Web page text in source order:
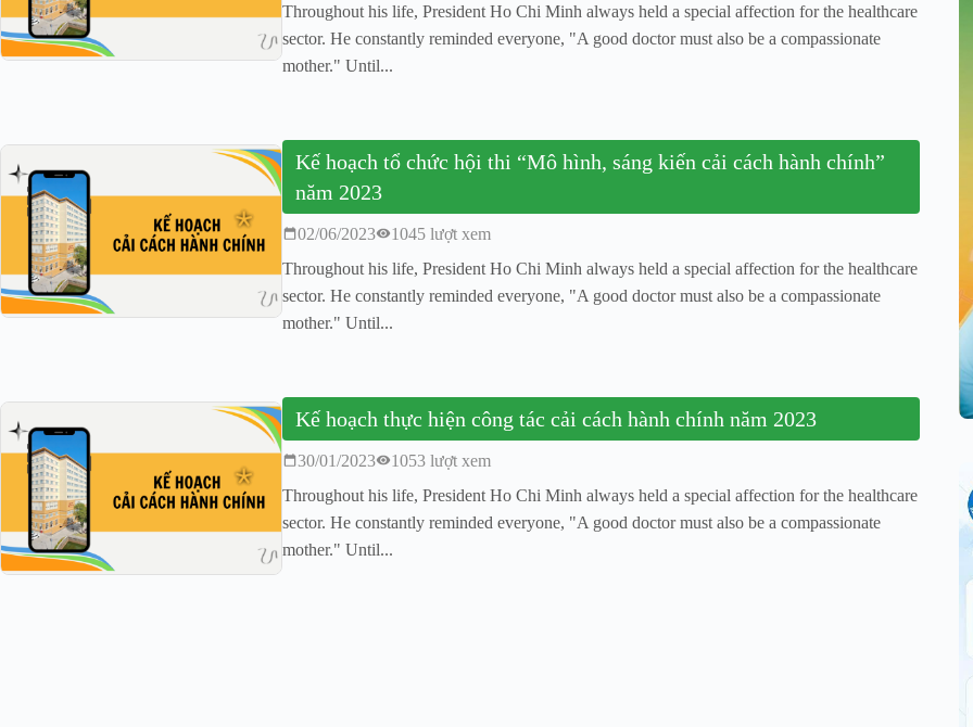
Throughout his life, President Ho Chi Minh always held a special affection for the healthcare
sector. He constantly reminded everyone, "A good doctor must also be a compassionate
mother." Until...
Kế hoạch tổ chức hội thi “Mô hình, sáng kiến cải cách hành chính”
năm 2023
02/06/2023
1045 lượt xem
Throughout his life, President Ho Chi Minh always held a special affection for the healthcare
sector. He constantly reminded everyone, "A good doctor must also be a compassionate
mother." Until...
Kế hoạch thực hiện công tác cải cách hành chính năm 2023
30/01/2023
1053 lượt xem
Throughout his life, President Ho Chi Minh always held a special affection for the healthcare
sector. He constantly reminded everyone, "A good doctor must also be a compassionate
mother." Until...